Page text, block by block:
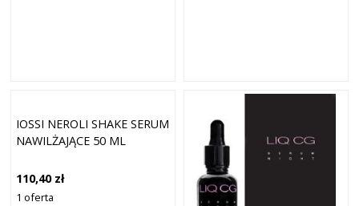
IOSSI NEROLI SHAKE SERUM
NAWILŻAJĄCE 50 ML
110,40 zł
1 oferta